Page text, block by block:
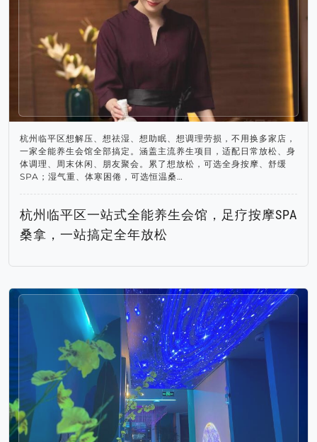
杭州临平区想解压、想祛湿、想助眠、想调理劳损，不用换多家店，
一家全能养生会馆全部搞定。涵盖主流养生项目，适配日常放松、身
体调理、周末休闲、朋友聚会。累了想放松，可选全身按摩、舒缓
SPA；湿气重、体寒困倦，可选恒温桑…
杭州临平区一站式全能养生会馆，足疗按摩SPA
桑拿，一站搞定全年放松